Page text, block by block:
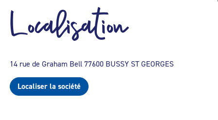
Localisation
14 rue de Graham Bell 77600 BUSSY ST GEORGES
Localiser la société